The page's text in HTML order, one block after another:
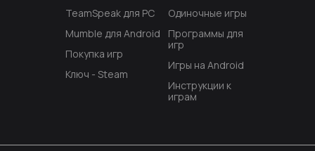
TeamSpeak для PC
Mumble для Android
Покупка игр
Ключ - Steam
Одиночные игры
Программы для
игр
Игры на Android
Инструкции к
играм